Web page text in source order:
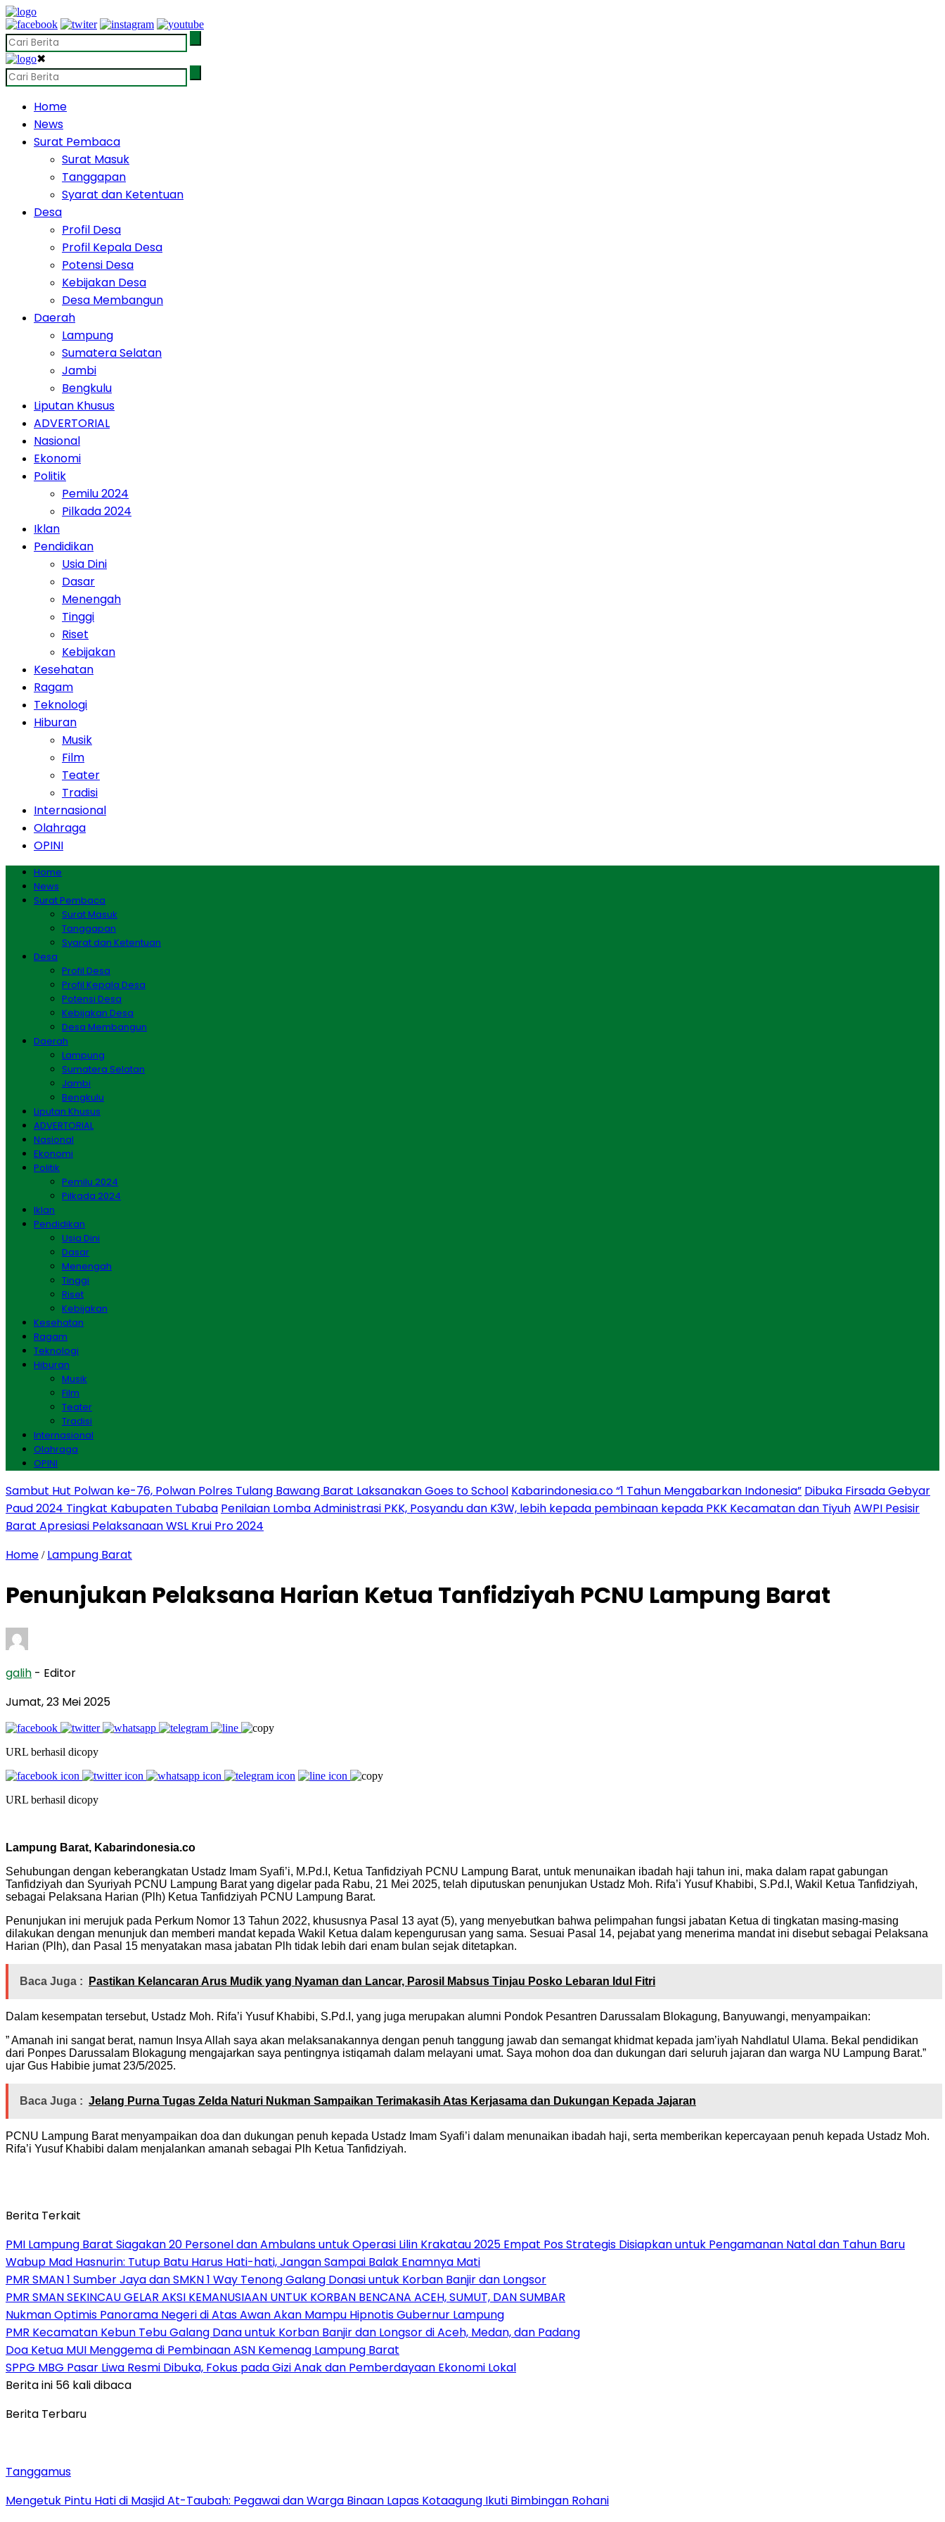
✖
Home
News
Surat Pembaca
Surat Masuk
Tanggapan
Syarat dan Ketentuan
Desa
Profil Desa
Profil Kepala Desa
Potensi Desa
Kebijakan Desa
Desa Membangun
Daerah
Lampung
Sumatera Selatan
Jambi
Bengkulu
Liputan Khusus
ADVERTORIAL
Nasional
Ekonomi
Politik
Pemilu 2024
Pilkada 2024
Iklan
Pendidikan
Usia Dini
Dasar
Menengah
Tinggi
Riset
Kebijakan
Kesehatan
Ragam
Teknologi
Hiburan
Musik
Film
Teater
Tradisi
Internasional
Olahraga
OPINI
Home
News
Surat Pembaca
Surat Masuk
Tanggapan
Syarat dan Ketentuan
Desa
Profil Desa
Profil Kepala Desa
Potensi Desa
Kebijakan Desa
Desa Membangun
Daerah
Lampung
Sumatera Selatan
Jambi
Bengkulu
Liputan Khusus
ADVERTORIAL
Nasional
Ekonomi
Politik
Pemilu 2024
Pilkada 2024
Iklan
Pendidikan
Usia Dini
Dasar
Menengah
Tinggi
Riset
Kebijakan
Kesehatan
Ragam
Teknologi
Hiburan
Musik
Film
Teater
Tradisi
Internasional
Olahraga
OPINI
Sambut Hut Polwan ke-76, Polwan Polres Tulang Bawang Barat Laksanakan Goes to School Kabarindonesia.co “1 Tahun Mengabarkan Indonesia” Dibuka Firsada Gebyar
Paud 2024 Tingkat Kabupaten Tubaba Penilaian Lomba Administrasi PKK, Posyandu dan K3W, lebih kepada pembinaan kepada PKK Kecamatan dan TiyuhAWPI Pesisir
Barat Apresiasi Pelaksanaan WSL Krui Pro 2024
Home / Lampung Barat
Penunjukan Pelaksana Harian Ketua Tanfidziyah PCNU Lampung Barat
galih - Editor
Jumat, 23 Mei 2025
URL berhasil dicopy
URL berhasil dicopy
Lampung Barat, Kabarindonesia.co
Sehubungan dengan keberangkatan Ustadz Imam Syafi’i, M.Pd.I, Ketua Tanfidziyah PCNU Lampung Barat, untuk menunaikan ibadah haji tahun ini, maka dalam rapat gabungan
Tanfidziyah dan Syuriyah PCNU Lampung Barat yang digelar pada Rabu, 21 Mei 2025, telah diputuskan penunjukan Ustadz Moh. Rifa’i Yusuf Khabibi, S.Pd.I, Wakil Ketua Tanfidziyah,
sebagai Pelaksana Harian (Plh) Ketua Tanfidziyah PCNU Lampung Barat.
Penunjukan ini merujuk pada Perkum Nomor 13 Tahun 2022, khususnya Pasal 13 ayat (5), yang menyebutkan bahwa pelimpahan fungsi jabatan Ketua di tingkatan masing-masing
dilakukan dengan menunjuk dan memberi mandat kepada Wakil Ketua dalam kepengurusan yang sama. Sesuai Pasal 14, pejabat yang menerima mandat ini disebut sebagai Pelaksana
Harian (Plh), dan Pasal 15 menyatakan masa jabatan Plh tidak lebih dari enam bulan sejak ditetapkan.
Baca Juga : Pastikan Kelancaran Arus Mudik yang Nyaman dan Lancar, Parosil Mabsus Tinjau Posko Lebaran Idul Fitri
Dalam kesempatan tersebut, Ustadz Moh. Rifa’i Yusuf Khabibi, S.Pd.I, yang juga merupakan alumni Pondok Pesantren Darussalam Blokagung, Banyuwangi, menyampaikan:
” Amanah ini sangat berat, namun Insya Allah saya akan melaksanakannya dengan penuh tanggung jawab dan semangat khidmat kepada jam’iyah Nahdlatul Ulama. Bekal pendidikan
dari Ponpes Darussalam Blokagung mengajarkan saya pentingnya istiqamah dalam melayani umat. Saya mohon doa dan dukungan dari seluruh jajaran dan warga NU Lampung Barat.”
ujar Gus Habibie jumat 23/5/2025.
Baca Juga : Jelang Purna Tugas Zelda Naturi Nukman Sampaikan Terimakasih Atas Kerjasama dan Dukungan Kepada Jajaran
PCNU Lampung Barat menyampaikan doa dan dukungan penuh kepada Ustadz Imam Syafi’i dalam menunaikan ibadah haji, serta memberikan kepercayaan penuh kepada Ustadz Moh.
Rifa’i Yusuf Khabibi dalam menjalankan amanah sebagai Plh Ketua Tanfidziyah.
Berita Terkait
PMI Lampung Barat Siagakan 20 Personel dan Ambulans untuk Operasi Lilin Krakatau 2025 Empat Pos Strategis Disiapkan untuk Pengamanan Natal dan Tahun Baru
Wabup Mad Hasnurin: Tutup Batu Harus Hati-hati, Jangan Sampai Balak Enamnya Mati
PMR SMAN 1 Sumber Jaya dan SMKN 1 Way Tenong Galang Donasi untuk Korban Banjir dan Longsor
PMR SMAN SEKINCAU GELAR AKSI KEMANUSIAAN UNTUK KORBAN BENCANA ACEH, SUMUT, DAN SUMBAR
Nukman Optimis Panorama Negeri di Atas Awan Akan Mampu Hipnotis Gubernur Lampung
PMR Kecamatan Kebun Tebu Galang Dana untuk Korban Banjir dan Longsor di Aceh, Medan, dan Padang
Doa Ketua MUI Menggema di Pembinaan ASN Kemenag Lampung Barat
SPPG MBG Pasar Liwa Resmi Dibuka, Fokus pada Gizi Anak dan Pemberdayaan Ekonomi Lokal
Berita ini 56 kali dibaca
Berita Terbaru
Tanggamus
Mengetuk Pintu Hati di Masjid At-Taubah: Pegawai dan Warga Binaan Lapas Kotaagung Ikuti Bimbingan Rohani